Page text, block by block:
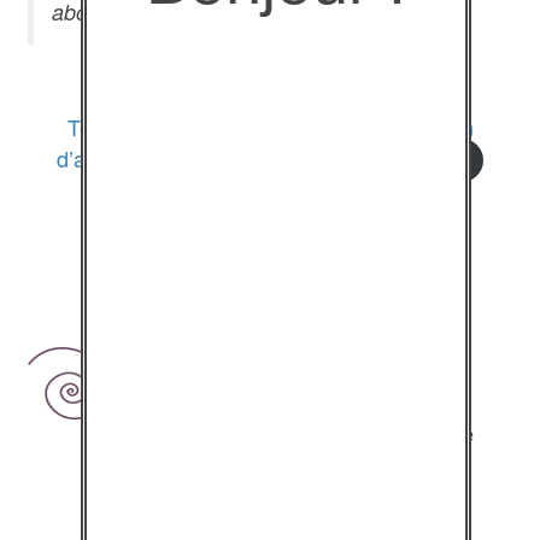
abordée.
Téléchargez/consultez notre dernier “Bilan
d’activités”, pour l’année 2025
au service de